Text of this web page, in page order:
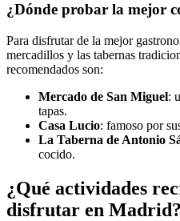
¿Dónde probar la mejor
Para disfrutar de la mejor
mercadillos y las tabernas
recomendados son:
Mercado de San Miguel:
tapas.
Casa Lucio: famoso por
La Taberna de Antonio
cocido.
¿Qué actividades
disfrutar en Madrid?